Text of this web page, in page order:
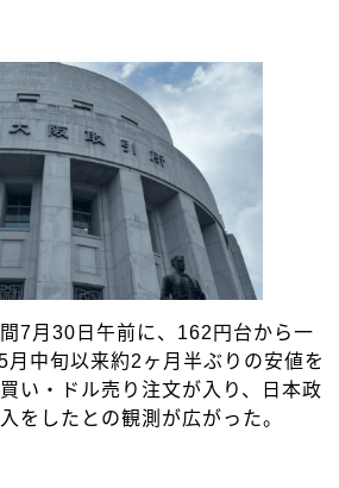
7月30日午前に、162円台から一
月中旬以来約2ヶ月半ぶりの安値を
い・ドル売り注文が入り、日本政
をしたとの観測が広がった。